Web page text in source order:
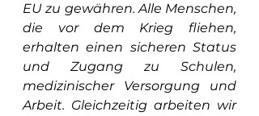
EU zu gewähren. Alle Menschen,
die vor dem Krieg fliehen,
erhalten einen sicheren Status
und Zugang zu Schulen,
medizinischer Versorgung und
Arbeit. Gleichzeitig arbeiten wir